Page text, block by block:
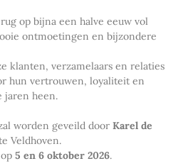
op bijna een halve eeuw vol
ontmoetingen en bijzondere
klanten, verzamelaars en relaties
hun vertrouwen, loyaliteit en
jaren heen.
worden geveild door Karel de
Veldhoven.
5 en 6 oktober 2026.